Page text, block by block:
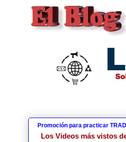
Promoción para practicar
Los Videos más vistos